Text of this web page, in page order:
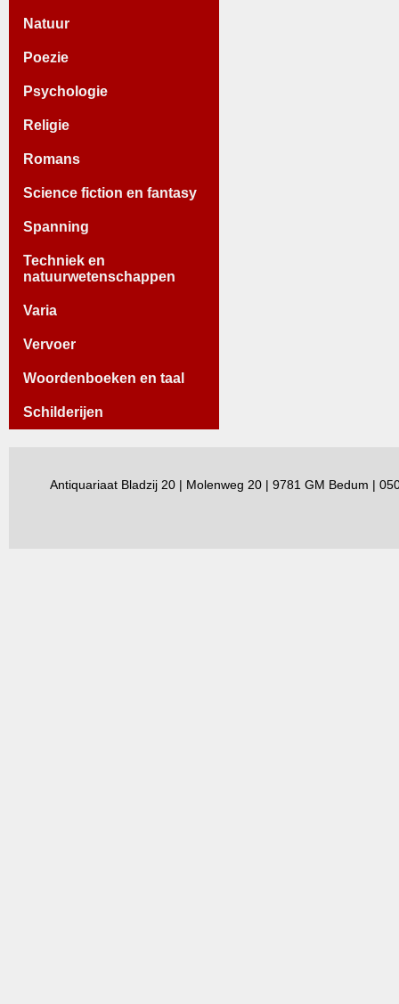
Natuur
Poezie
Psychologie
Religie
Romans
Science fiction en fantasy
Spanning
Techniek en
natuurwetenschappen
Varia
Vervoer
Woordenboeken en taal
Schilderijen
Antiquariaat Bladzij 20 | Molenweg 20 | 9781 GM Bedum |